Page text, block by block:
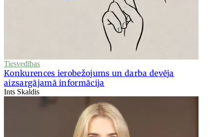
Tiesvedības
Konkurences ierobežojums un darba devēja
aizsargājamā informācija
Ints Skaldis